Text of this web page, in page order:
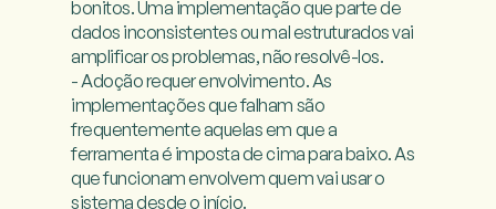
bonitos. Uma implementação que parte de
dados inconsistentes ou mal estruturados vai
amplificar os problemas, não resolvê-los.
- Adoção requer envolvimento. As
implementações que falham são
frequentemente aquelas em que a
ferramenta é imposta de cima para baixo. As
que funcionam envolvem quem vai usar o
sistema desde o início.